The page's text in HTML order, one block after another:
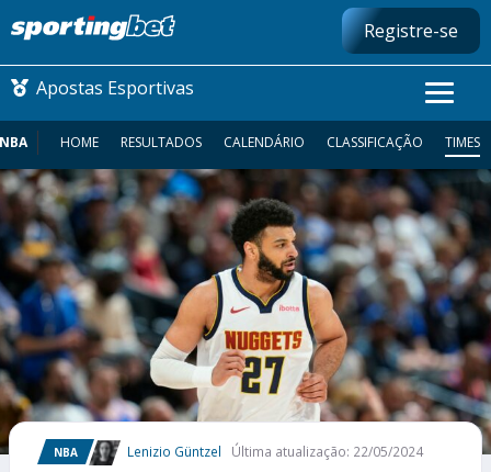
Registre-se
Apostas Esportivas
CONMEBOL LIBERTADORES
FUTEBOL NACIONAL
FUTEBOL INTERNACIONAL
COMO APOSTAR
MAIS ESPORTES
NBA HOME RESULTADOS CALENDÁRIO CLASSIFICAÇÃO TIMES
NBA Lenizio Güntzel Última atualização: 22/05/2024